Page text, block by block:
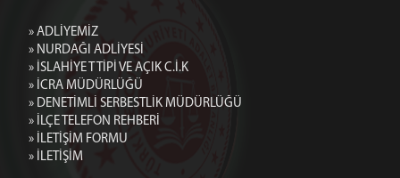
» ADLİYEMİZ
» NURDAĞI ADLİYESİ
» İSLAHİYE T TİPİ VE AÇIK C.İ.K
» İCRA MÜDÜRLÜĞÜ
» DENETİMLİ SERBESTLİK MÜDÜRLÜĞÜ
» İLÇE TELEFON REHBERİ
» İLETİŞİM FORMU
» İLETİŞİM